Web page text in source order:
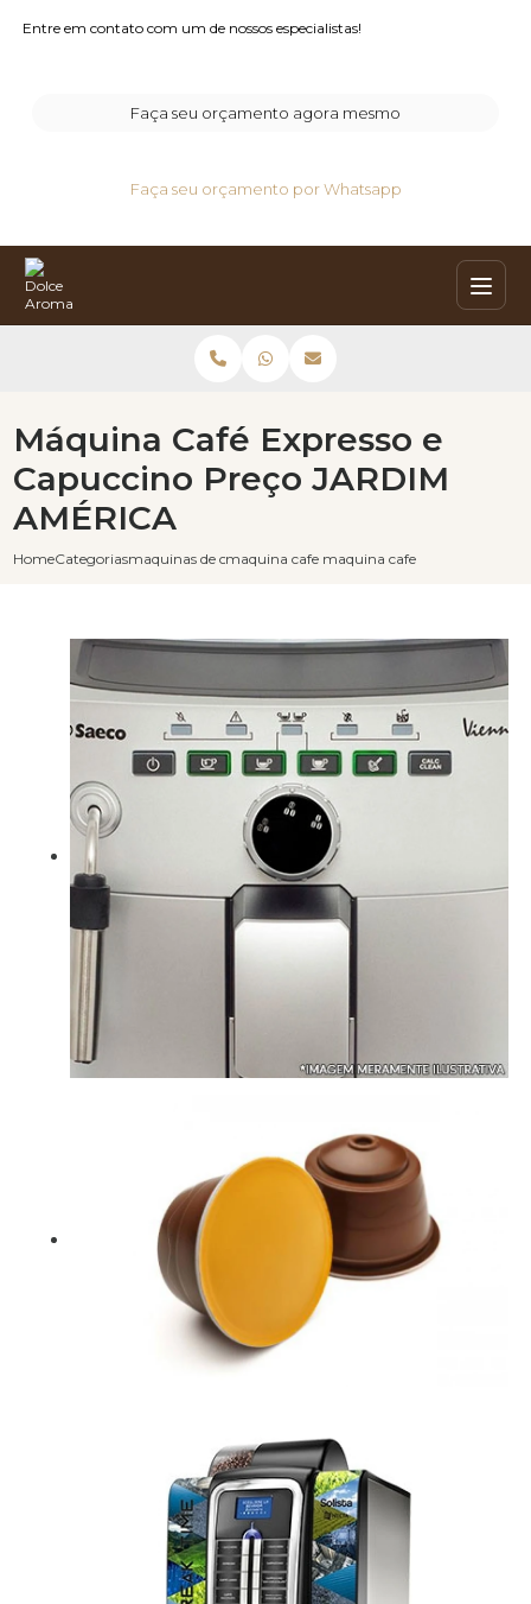
Entre em contato com um de nossos especialistas!
Faça seu orçamento agora mesmo
Faça seu orçamento por Whatsapp
HomeCategoriasmaquinas de cafe capuccino
maquina cafe e capuccinomaquina cafe expresso e
Máquina Café Expresso e
Capuccino Preço JARDIM
AMÉRICA